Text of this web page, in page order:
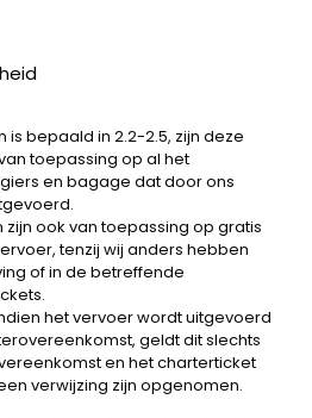
is bepaald in 2.2-2.5, zijn deze
toepassing op al het
en bagage dat door ons
zijn ook van toepassing op gratis
tenzij wij anders hebben
of in de betreffende
het vervoer wordt uitgevoerd
geldt dit slechts
en het charterticket
verwijzing zijn opgenomen.